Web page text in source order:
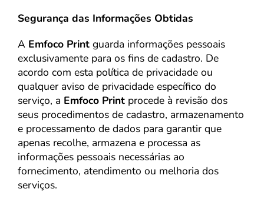
Segurança das Informações Obtidas
A Emfoco Print guarda informações pessoais
exclusivamente para os fins de cadastro. De
acordo com esta política de privacidade ou
qualquer aviso de privacidade específico do
serviço, a Emfoco Print procede à revisão dos
seus procedimentos de cadastro, armazenamento
e processamento de dados para garantir que
apenas recolhe, armazena e processa as
informações pessoais necessárias ao
fornecimento, atendimento ou melhoria dos
serviços.